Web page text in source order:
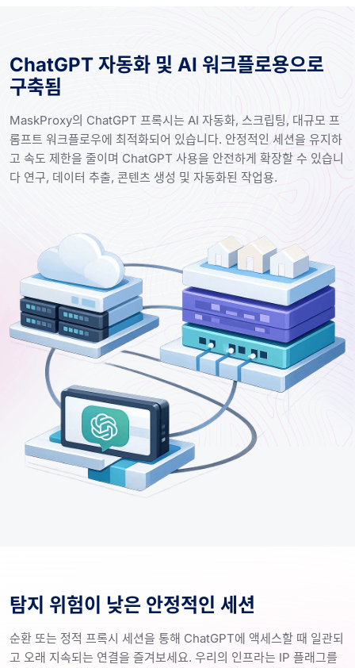
ChatGPT 자동화 및 AI 워크플로용으로
구축됨
MaskProxy의 ChatGPT 프록시는 AI 자동화, 스크립팅, 대규모 프
롬프트 워크플로우에 최적화되어 있습니다. 안정적인 세션을 유지하
고 속도 제한을 줄이며 ChatGPT 사용을 안전하게 확장할 수 있습니
다 연구, 데이터 추출, 콘텐츠 생성 및 자동화된 작업용.
탐지 위험이 낮은 안정적인 세션
순환 또는 정적 프록시 세션을 통해 ChatGPT에 액세스할 때 일관되
고 오래 지속되는 연결을 즐겨보세요. 우리의 인프라는 IP 플래그를